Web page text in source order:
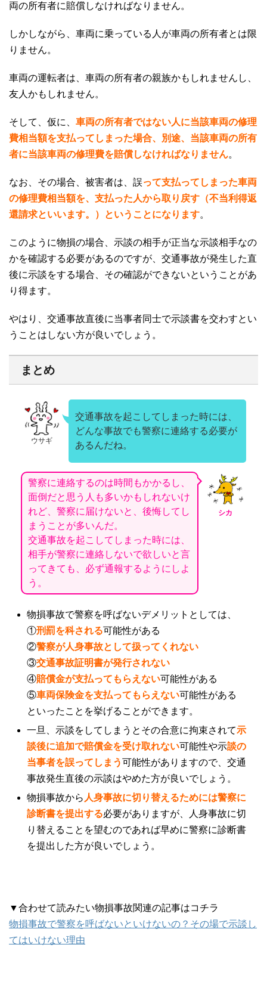
両の所有者に賠償しなければなりません。
しかしながら、車両に乗っている人が車両の所有者とは限
りません。
車両の運転者は、車両の所有者の親族かもしれませんし、
友人かもしれません。
そして、仮に、 車両の所有者ではない人に当該車両の修理
費相当額を支払ってしまった場合、別途、当該車両の所有
者に当該車両の修理費を賠償しなければなりません。
なお、その場合、被害者は、誤って支払ってしまった車両
の修理費相当額を、支払った人から取り戻す（不当利得返
還請求といいます。）ということになります。
このように物損の場合、示談の相手が正当な示談相手なの
かを確認する必要があるのですが、交通事故が発生した直
後に示談をする場合、その確認ができないということがあ
り得ます。
やはり、交通事故直後に当事者同士で示談書を交わすとい
うことはしない方が良いでしょう。
まとめ
ウサギ
交通事故を起こしてしまった時には、
どんな事故でも警察に連絡する必要が
あるんだね。
シカ
警察に連絡するのは時間もかかるし、
面倒だと思う人も多いかもしれないけ
れど、警察に届けないと、後悔してし
まうことが多いんだ。
交通事故を起こしてしまった時には、
相手が警察に連絡しないで欲しいと言
ってきても、必ず通報するようにしよ
う。
物損事故で警察を呼ばないデメリットとしては、
①刑罰を科される可能性がある
②警察が人身事故として扱ってくれない
③交通事故証明書が発行されない
④賠償金が支払ってもらえない可能性がある
⑤車両保険金を支払ってもらえない可能性がある
といったことを挙げることができます。
一旦、示談をしてしまうとその合意に拘束されて示
談後に追加で賠償金を受け取れない可能性や示談の
当事者を誤ってしまう可能性がありますので、交通
事故発生直後の示談はやめた方が良いでしょう。
物損事故から 人身事故に切り替えるためには警察に
診断書を提出する必要がありますが、人身事故に切
り替えることを望むのであれば早めに警察に診断書
を提出した方が良いでしょう。
▼合わせて読みたい物損事故関連の記事はコチラ
物損事故で警察を呼ばないといけないの？その場で示談し
てはいけない理由